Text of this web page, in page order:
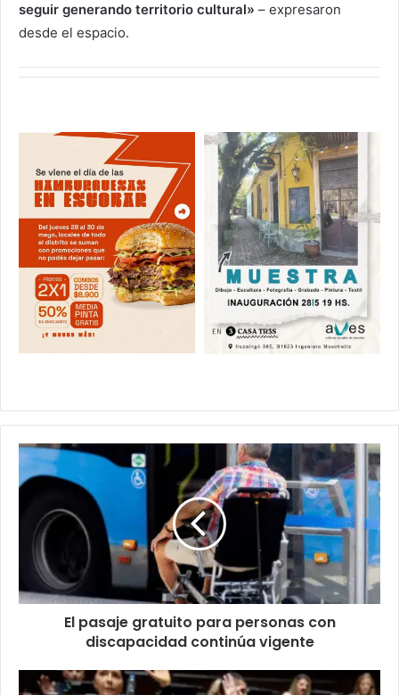
seguir generando territorio cultural» – expresaron
desde el espacio.
El pasaje gratuito para personas con
discapacidad continúa vigente